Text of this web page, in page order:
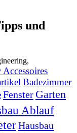
und
Badezimmer
Fenster Garten
Ablauf
Hausbau